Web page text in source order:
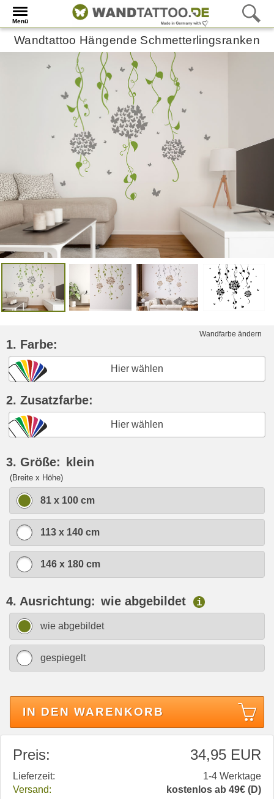
Menü
Wandtattoo Hängende Schmetterlingsranken
Wandfarbe ändern
1. Farbe:
Hier wählen
2. Zusatzfarbe:
Hier wählen
3. Größe: klein
(Breite x Höhe)
81 x 100 cm
113 x 140 cm
146 x 180 cm
4. Ausrichtung: wie abgebildet i
wie abgebildet
gespiegelt
IN DEN WARENKORB
Preis: 34,95 EUR
Lieferzeit:
1-4 Werktage
Versand:
kostenlos ab 49€ (D)